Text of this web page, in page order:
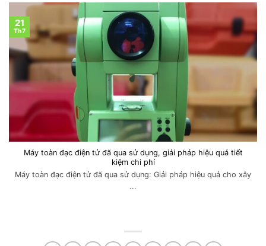
Máy toàn đạc điện tử đã qua sử dụng, giải pháp hiệu quả tiết
kiệm chi phí
Máy toàn đạc điện tử đã qua sử dụng: Giải pháp hiệu quả cho xây
...
21
Th7